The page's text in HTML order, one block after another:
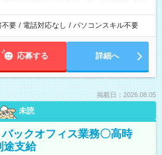
不要 / 電話対応なし / パソコンスキル不要
応募する 詳細へ
掲載日：2026.08.05
未読
ックオフィス業務〇高時
途支給